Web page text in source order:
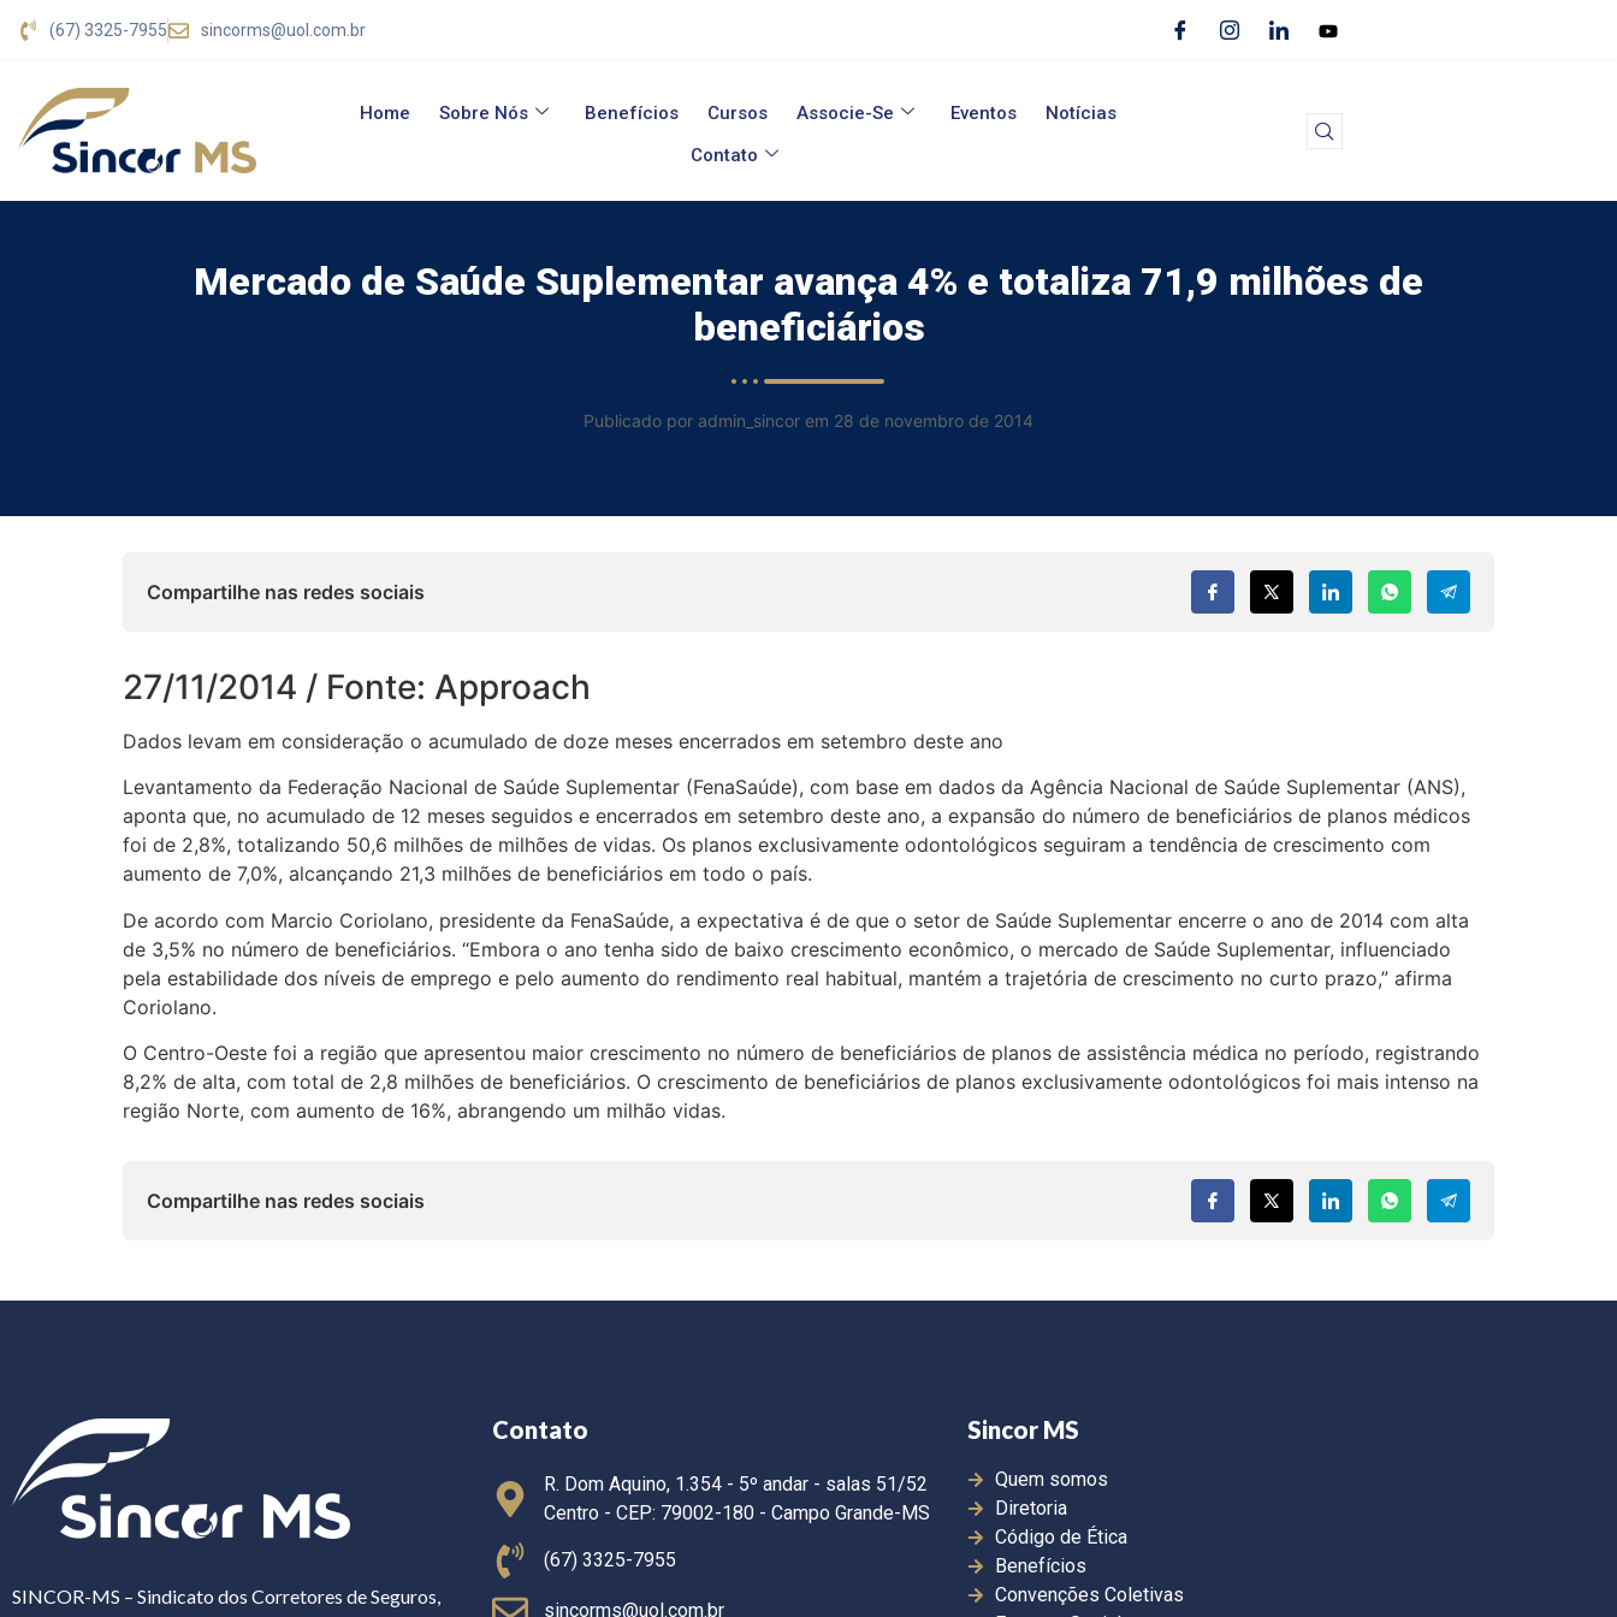
(67) 3325-7955 sincorms@uol.com.br
Home Sobre Nós Benefícios Cursos Associe-Se Eventos
Notícias
Contato
Mercado de Saúde Suplementar avança 4% e totaliza 71,9 milhões de
beneficiários
Publicado por admin_sincor em 28 de novembro de 2014
Compartilhe nas redes sociais
27/11/2014 / Fonte: Approach
Dados levam em consideração o acumulado de doze meses encerrados em setembro deste ano
Levantamento da Federação Nacional de Saúde Suplementar (FenaSaúde), com base em dados da Agência Nacional de Saúde Suplementar (ANS),
aponta que, no acumulado de 12 meses seguidos e encerrados em setembro deste ano, a expansão do número de beneficiários de planos médicos
foi de 2,8%, totalizando 50,6 milhões de milhões de vidas. Os planos exclusivamente odontológicos seguiram a tendência de crescimento com
aumento de 7,0%, alcançando 21,3 milhões de beneficiários em todo o país.
De acordo com Marcio Coriolano, presidente da FenaSaúde, a expectativa é de que o setor de Saúde Suplementar encerre o ano de 2014 com alta
de 3,5% no número de beneficiários. “Embora o ano tenha sido de baixo crescimento econômico, o mercado de Saúde Suplementar, influenciado
pela estabilidade dos níveis de emprego e pelo aumento do rendimento real habitual, mantém a trajetória de crescimento no curto prazo,” afirma
Coriolano.
O Centro-Oeste foi a região que apresentou maior crescimento no número de beneficiários de planos de assistência médica no período, registrando
8,2% de alta, com total de 2,8 milhões de beneficiários. O crescimento de beneficiários de planos exclusivamente odontológicos foi mais intenso na
região Norte, com aumento de 16%, abrangendo um milhão vidas.
Compartilhe nas redes sociais
SINCOR-MS – Sindicato dos Corretores de Seguros,
Contato
R. Dom Aquino, 1.354 - 5º andar - salas 51/52
Centro - CEP: 79002-180 - Campo Grande-MS
(67) 3325-7955
sincorms@uol.com.br
Sincor MS
Quem somos
Diretoria
Código de Ética
Benefícios
Convenções Coletivas